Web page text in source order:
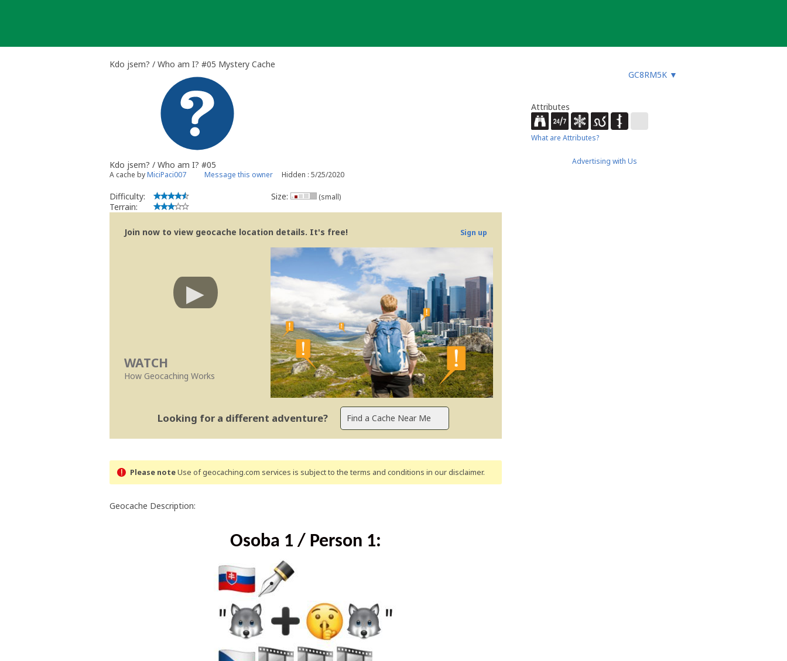
Kdo jsem? / Who am I? #05 Mystery Cache
GC8RM5K ▼
Kdo jsem? / Who am I? #05
A cache byMiciPaci007 Message this owner Hidden : 5/25/2020
Difficulty:
Terrain:
Size: (small)
Join now to view geocache location details. It's free! Sign up
WATCH
How Geocaching Works
Looking for a different adventure?
Please noteUse of geocaching.com services is subject to the terms and conditions in our disclaimer.
Geocache Description:
Osoba 1 / Person 1:
Attributes
What are Attributes?
Advertising with Us